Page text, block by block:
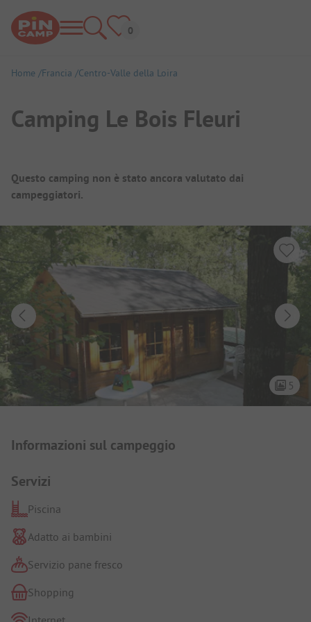
Home Francia Centro-Valle della Loira
Camping Le Bois Fleuri
Panoramica del campeggio
Questo camping non è stato ancora valutato dai
campeggiatori.
5
Informazioni sul campeggio
Servizi
Piscina
Adatto ai bambini
Servizio pane fresco
Shopping